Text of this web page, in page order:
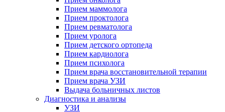
Прием маммолога
Прием проктолога
Прием ревматолога
Прием уролога
Прием детского ортопеда
Прием кардиолога
Прием психолога
Прием врача восстановительной терапии
Прием врача УЗИ
Выдача больничных листов
Диагностика и анализы
УЗИ